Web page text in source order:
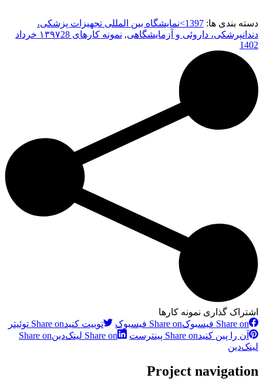
دسته بندی ها:
1397>نمایشگاه بین المللی تجهیزات پزشکی،
دندانپرشکی، داروئی و آزمایشگاهی, نمونه کارهای ۱۳۹۷
28 خرداد
1402
اشتراک گذاری نمونه کارها
Share on فیسبوک
Share on فیسبوک توییت کنیدShare on توئیتر
آن را پین کنیدShare on پینترست Share on لینک‌دین
Share on
لینک‌دین
Project navigation